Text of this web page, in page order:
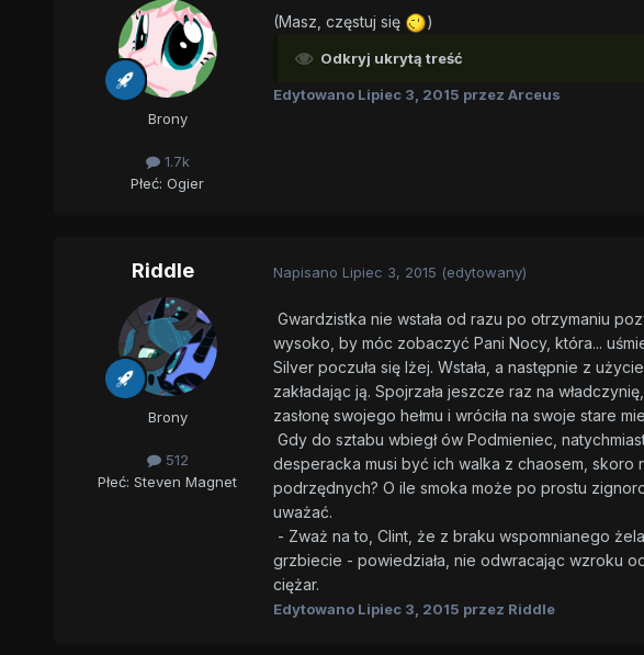
Brony
1.7k
Płeć: Ogier
(Masz, częstuj się )
Odkryj ukrytą treść
Edytowano Lipiec 3, 2015 przez Arceus
Riddle
Brony
512
Płeć: Steven Magnet
Napisano Lipiec 3, 2015 (edytowany)
Gwardzistka nie wstała od razu po otrzymaniu
wysoko, by móc zobaczyć Pani Nocy, która...
Silver poczuła się lżej. Wstała, a następnie z
zakładając ją. Spojrzała jeszcze raz na
zasłonę swojego hełmu i wróciła na swoje stare
Gdy do sztabu wbiegł ów Podmieniec,
desperacka musi być ich walka z chaosem,
podrzędnych? O ile smoka może po prostu
uważać.
- Zważ na to, Clint, że z braku wspomnianego
grzbiecie - powiedziała, nie odwracając wzroku
ciężar.
Edytowano Lipiec 3, 2015 przez Riddle